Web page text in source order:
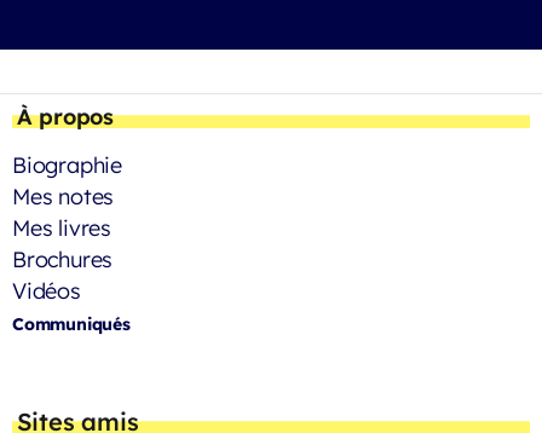
À propos
Biographie
Mes notes
Mes livres
Brochures
Vidéos
Communiqués
Sites amis